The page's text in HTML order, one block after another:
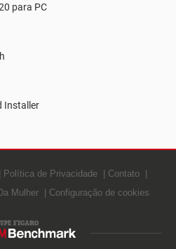
para PC
Installer
Política de Privacidade
Contato
Mulher Configuração de cookies